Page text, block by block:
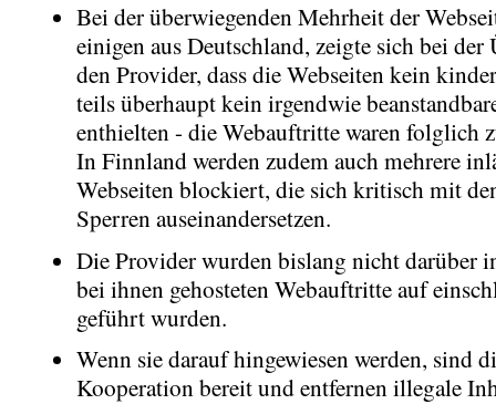
Bei der überwiegenden Mehrheit der
einigen aus Deutschland, zeigte sich bei
den Provider, dass die Webseiten kein
teils überhaupt kein irgendwie
enthielten - die Webauftritte waren folglich
In Finnland werden zudem auch mehrere
Webseiten blockiert, die sich kritisch mit
Sperren auseinandersetzen.
Die Provider wurden bislang nicht darüber
bei ihnen gehosteten Webauftritte auf
geführt wurden.
Wenn sie darauf hingewiesen werden, sind
Kooperation bereit und entfernen illegale